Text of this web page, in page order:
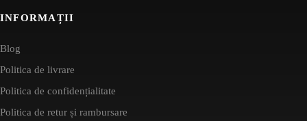
INFORMAȚII
Blog
Politica de livrare
Politica de confidențialitate
Politica de retur și rambursare